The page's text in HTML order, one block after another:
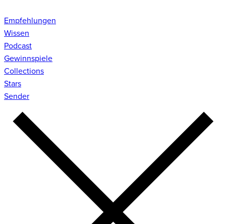
Empfehlungen
Wissen
Podcast
Gewinnspiele
Collections
Stars
Sender